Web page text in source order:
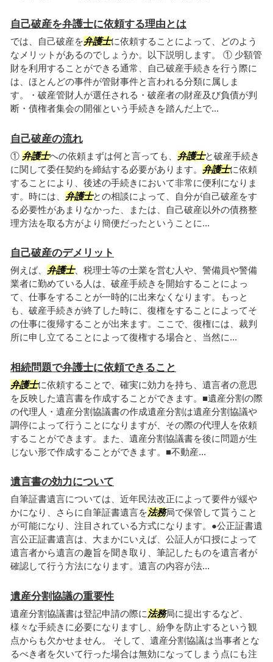
自己破産を弁護士に依頼する理由とは
では、自己破産を弁護士に依頼することによって、どのよう
なメリットがあるのでしょうか。以下説明します。 ① 少額管
財を利用することができる通常、自己破産手続きを行う際に
は、ほとんどの事件が管財事件と言われる分類に属しま
す。・破産管財人が選任される・破産者の財産及び負債が判
断・債権者集会の開催という手続きを踏んだ上で...
自己破産の流れ
① 弁護士への依頼まずは何と言っても、 弁護士と破産手続き
に関して委任契約を締結する必要があります。 弁護士に依頼
することにより、後述の手続きにおいて非常に便利になりま
す。時には、 弁護士との相談によって、自分が自己破産をす
る必要性があまりなかった、または、自己破産以外の債務整
理方法を取る方がより簡便だったということに...
自己破産のデメリット
例えば、 弁護士、税理士等の士業を営む人や、警備員や警備
業者に勤めている人は、破産手続きを開始することによっ
て、仕事をすることが一時的に出来なくなります。もっと
も、破産手続きが終了した時に、復権をすることによってそ
の仕事に復帰することが出来ます。ここで、復権には、裁判
所に申し立てることによって復権する場合と、当然に...
相続問題で弁護士に依頼できること
弁護士に依頼することで、確実に効力を持ち、遺言者の意思
を反映した遺言書を作成することができます。■遺産分割の際
の代理人・遺産分割協議書の作成遺産分割は遺産分割協議や
調停によって行うことになりますが、その際の代理人を依頼
することができます。また、遺産分割協議書を後に問題が生
じない形で作成することができます。■不動産...
遺言書の効力について
自筆証書遺言については、近年民法改正によって要件が緩や
かになり、さらに自筆証書遺言を法務局で保管して貰うこと
が可能になり、注目されている方式になります。●公正証書遺
言公正証書遺言は、大まかにいえば、公証人が口授によって
遺言者から遺言の趣旨を聞き取り、筆記したものを遺言者が
確認して行う方法になります。遺言の内容が法...
遺産分割協議の重要性
遺産分割協議書は登記申請の際に 法務局に提出するなど、
様々な手続きに必要になりますし、紛争を防止するという観
点からも欠かせません。 そして、遺産分割協議は当事者とな
るべき者を欠いて行った場合は無効になってしまう点にも注